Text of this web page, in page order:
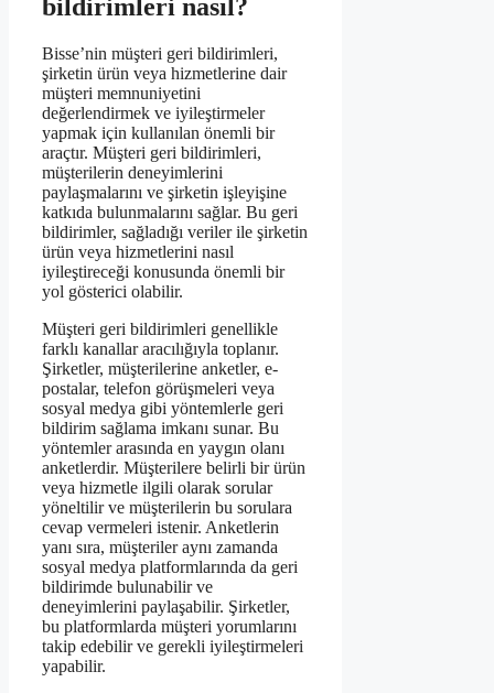
bildirimleri nasıl?
Bisse’nin müşteri geri bildirimleri,
şirketin ürün veya hizmetlerine dair
müşteri memnuniyetini
değerlendirmek ve iyileştirmeler
yapmak için kullanılan önemli bir
araçtır. Müşteri geri bildirimleri,
müşterilerin deneyimlerini
paylaşmalarını ve şirketin işleyişine
katkıda bulunmalarını sağlar. Bu geri
bildirimler, sağladığı veriler ile şirketin
ürün veya hizmetlerini nasıl
iyileştireceği konusunda önemli bir
yol gösterici olabilir.
Müşteri geri bildirimleri genellikle
farklı kanallar aracılığıyla toplanır.
Şirketler, müşterilerine anketler, e-
postalar, telefon görüşmeleri veya
sosyal medya gibi yöntemlerle geri
bildirim sağlama imkanı sunar. Bu
yöntemler arasında en yaygın olanı
anketlerdir. Müşterilere belirli bir ürün
veya hizmetle ilgili olarak sorular
yöneltilir ve müşterilerin bu sorulara
cevap vermeleri istenir. Anketlerin
yanı sıra, müşteriler aynı zamanda
sosyal medya platformlarında da geri
bildirimde bulunabilir ve
deneyimlerini paylaşabilir. Şirketler,
bu platformlarda müşteri yorumlarını
takip edebilir ve gerekli iyileştirmeleri
yapabilir.